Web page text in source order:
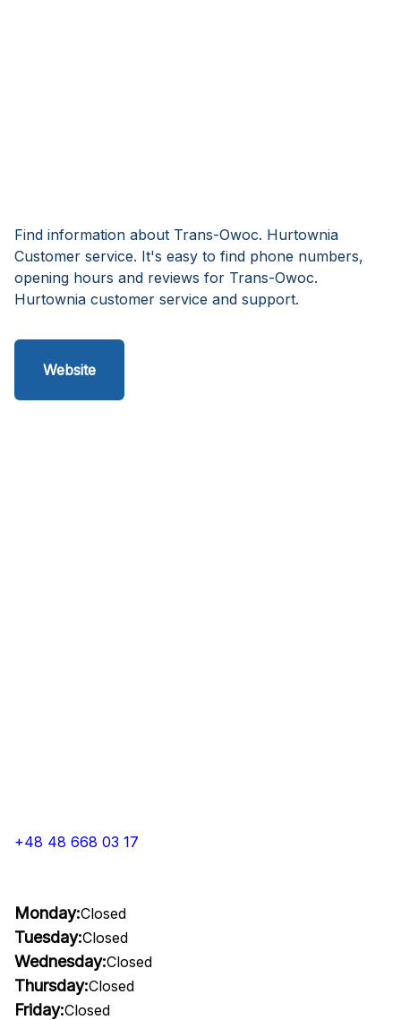
Find information about Trans-Owoc. Hurtownia
Customer service. It's easy to find phone numbers,
opening hours and reviews for Trans-Owoc.
Hurtownia customer service and support.
Website
+48 48 668 03 17
Monday:Closed
Tuesday:Closed
Wednesday:Closed
Thursday:Closed
Friday:Closed